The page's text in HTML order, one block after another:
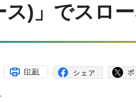
ス)」でスロ
印刷